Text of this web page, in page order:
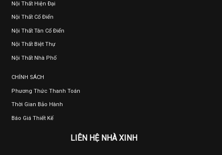
Nội Thất Hiện Đại
Nội Thất Cổ Điển
Nội Thất Tân Cổ Điển
Nội Thất Biệt Thự
Nội Thất Nhà Phố
CHÍNH SÁCH
Phương Thức Thanh Toán
Thời Gian Bảo Hành
Báo Giá Thiết Kế
LIÊN HỆ NHÀ XINH